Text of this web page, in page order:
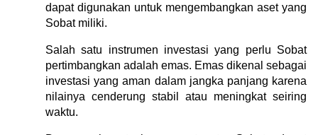
dapat digunakan untuk mengembangkan aset yang
Sobat miliki.
Salah satu instrumen investasi yang perlu Sobat
pertimbangkan adalah emas. Emas dikenal sebagai
investasi yang aman dalam jangka panjang karena
nilainya cenderung stabil atau meningkat seiring
waktu.